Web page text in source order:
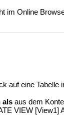
im Online
auf eine Tabelle
alsaus dem
VIEW [View1]